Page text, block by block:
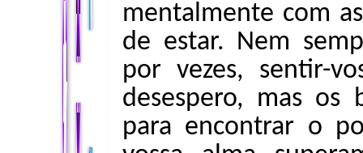
mentalmente com
de estar. Nem
por vezes, sentir-
desespero, mas os
para encontrar o